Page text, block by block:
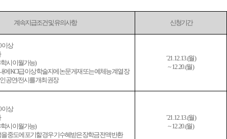
계속지급조건 및 유의사항 신청기간
이상
시 이월가능)
에 KCI급 이상 학술지에 논문 게재 또는 예체능 계열 장
공연/전시를 개최 권장
´21.12.13.(월)
~ 12.20.(월)
이상
시 이월가능)
중도에 포기할 경우 기수혜받은 장학금 전액 반환
´21.12.13.(월)
~ 12.20.(월)